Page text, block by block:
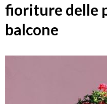
fioriture delle
balcone